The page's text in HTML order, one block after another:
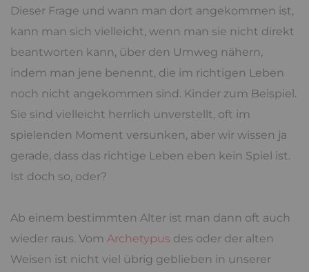
Dieser Frage und wann man dort angekommen ist,
kann man sich vielleicht, wenn man sie nicht direkt
beantworten kann, über den Umweg nähern,
indem man jene benennt, die im richtigen Leben
noch nicht angekommen sind. Kinder zum Beispiel.
Sie sind vielleicht herrlich unverstellt, oft im
spielenden Moment versunken, aber wir wissen ja
gerade, dass das richtige Leben eben kein Spiel ist.
Ist doch so, oder?
Ab einem bestimmten Alter ist man dann oft auch
wieder raus. Vom Archetypus des oder der alten
Weisen ist nicht viel übrig geblieben in unserer